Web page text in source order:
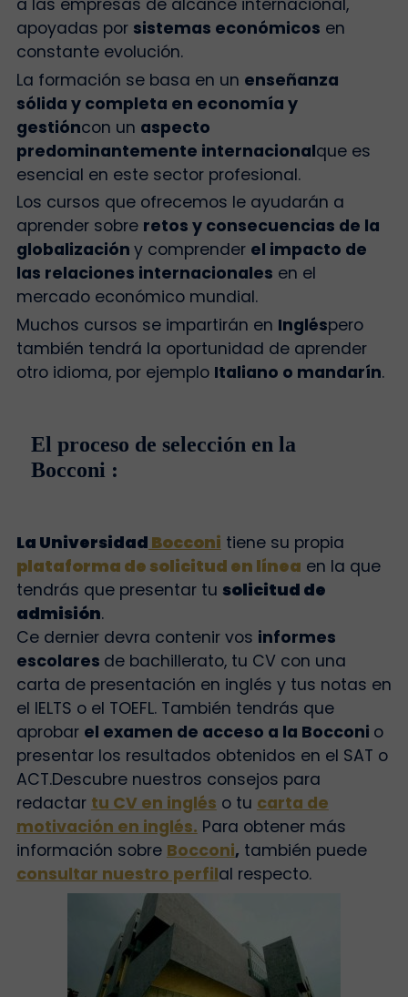
a las empresas de alcance internacional,
apoyadas por sistemas económicos en
constante evolución.
La formación se basa en un enseñanza
sólida y completa en economía y
gestióncon un aspecto
predominantemente internacionalque es
esencial en este sector profesional.
Los cursos que ofrecemos le ayudarán a
aprender sobre retos y consecuencias de la
globalización y comprender el impacto de
las relaciones internacionales en el
mercado económico mundial.
Muchos cursos se impartirán en Ingléspero
también tendrá la oportunidad de aprender
otro idioma, por ejemplo Italiano o mandarín.
El proceso de selección en la
Bocconi :
La Universidad Bocconi tiene su propia
plataforma de solicitud en línea en la que
tendrás que presentar tu solicitud de
admisión.
Ce dernier devra contenir vos informes
escolares de bachillerato, tu CV con una
carta de presentación en inglés y tus notas en
el IELTS o el TOEFL. También tendrás que
aprobar el examen de acceso a la Bocconi o
presentar los resultados obtenidos en el SAT o
ACT.Descubre nuestros consejos para
redactar tu CV en inglés o tu carta de
motivación en inglés. Para obtener más
información sobre Bocconi, también puede
consultar nuestro perfilal respecto.